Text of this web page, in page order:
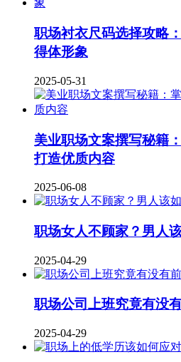
职场衬衣尺码选择攻略
得体形象
2025-05-31
美业职场文案撰写秘籍
打造优质内容
2025-06-08
职场女人不顾家？男人
2025-04-29
职场公司上班究竟有没
2025-04-29